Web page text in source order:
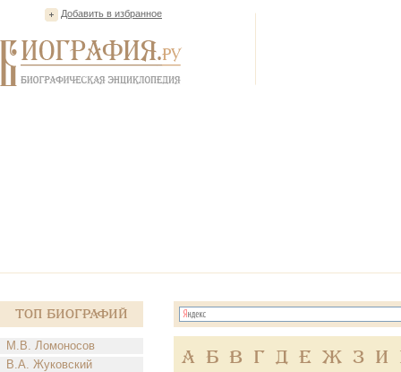
Добавить в избранное
Топ Биографий
М.В. Ломоносов
В.А. Жуковский
А Б В Г Д Е Ж З И